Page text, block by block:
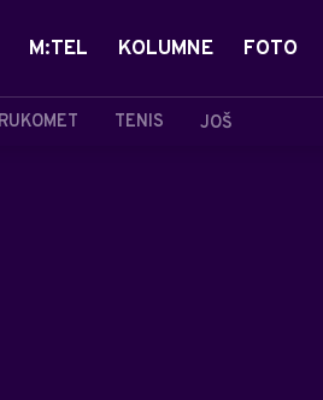
RUKOMET TENIS JOŠ
M:TEL KOLUMNE FOTO